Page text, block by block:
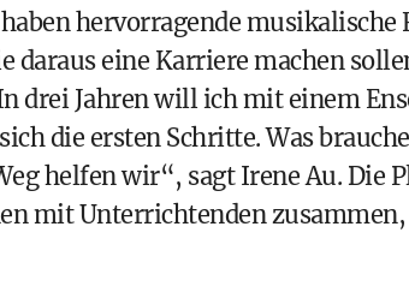
hervorragende musikalische
daraus eine Karriere machen
drei Jahren will ich mit einem
die ersten Schritte. Was
helfen wir“, sagt Irene Au. Die
mit Unterrichtenden